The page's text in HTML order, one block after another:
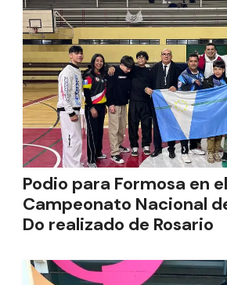
Podio para Formosa en el
Campeonato Nacional
Do realizado de Rosario